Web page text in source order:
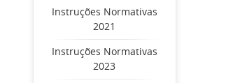
Instruções Normativas
2021
Instruções Normativas
2023